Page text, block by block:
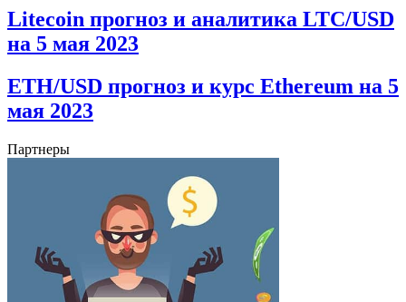
Litecoin прогноз и аналитика LTC/USD
на 5 мая 2023
ETH/USD прогноз и курс Ethereum на 5
мая 2023
Партнеры